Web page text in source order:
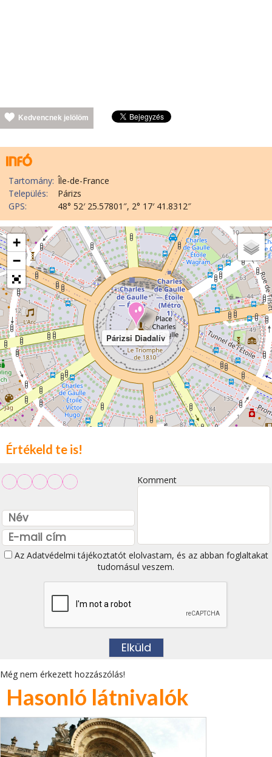
Kedvencnek jelölöm
Tartomány: Île-de-France
Település:
Párizs
GPS:
48° 52′ 25.57801″, 2° 17′ 41.8312″
Párizsi Diadalív
+
−
Értékeld te is!
Komment
Az Adatvédelmi tájékoztatótelolvastam, és az abban foglaltakat
tudomásul veszem.
Még nem érkezett hozzászólás!
Hasonló látnivalók